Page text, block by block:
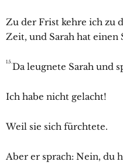
Zu der Frist kehre ich zu
Zeit, und Sarah hat einen
15.Da leugnete Sarah und
Ich habe nicht gelacht!
Weil sie sich fürchtete.
Aber er sprach: Nein, du